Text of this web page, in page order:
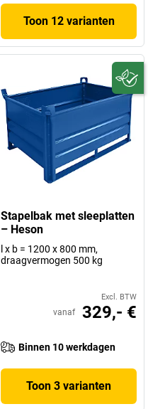
Toon 12 varianten
Stapelbak met sleeplatten
– Heson
l x b = 1200 x 800 mm,
draagvermogen 500 kg
Excl. BTW
vanaf 329,- €
Binnen 10 werkdagen
Toon 3 varianten